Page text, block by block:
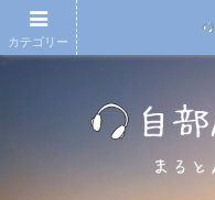
カテゴリー